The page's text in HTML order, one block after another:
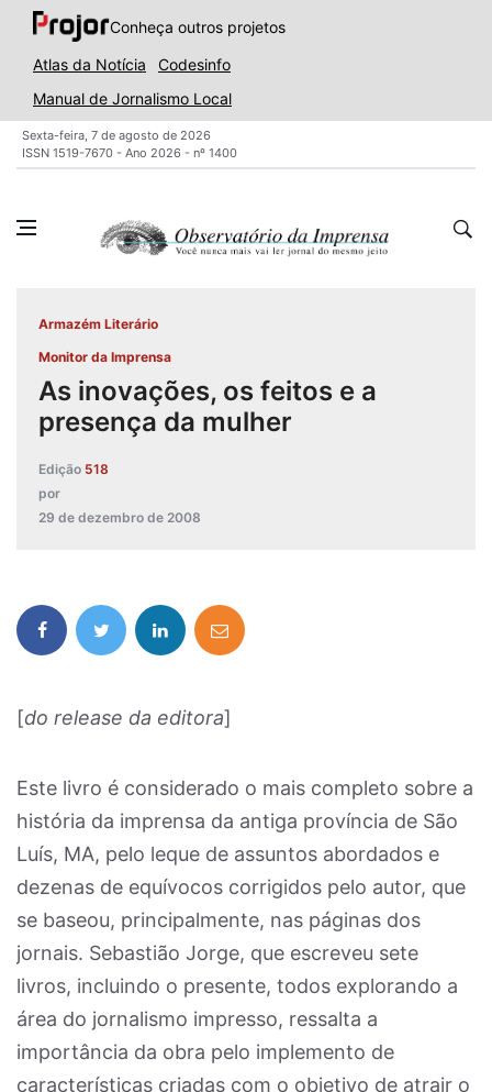
Conheça outros projetos
Atlas da Notícia
Codesinfo
Manual de Jornalismo Local
Sexta-feira, 7 de agosto de 2026
ISSN 1519-7670 - Ano 2026 - nº 1400
Armazém Literário
Monitor da Imprensa
As inovações, os feitos e a
presença da mulher
Edição 518
por
29 de dezembro de 2008
[do release da editora]
Este livro é considerado o mais completo sobre a
história da imprensa da antiga província de São
Luís, MA, pelo leque de assuntos abordados e
dezenas de equívocos corrigidos pelo autor, que
se baseou, principalmente, nas páginas dos
jornais. Sebastião Jorge, que escreveu sete
livros, incluindo o presente, todos explorando a
área do jornalismo impresso, ressalta a
importância da obra pelo implemento de
características criadas com o objetivo de atrair o